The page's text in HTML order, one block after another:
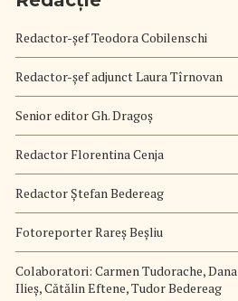
Redactor-șefTeodora Cobilenschi
Redactor-șef adjunct Laura Tîrnovan
Senior editor Gh. Dragoș
Redactor Florentina Cenja
Redactor Ștefan Bedereag
Fotoreporter Rareș Beșliu
Colaboratori: Carmen Tudorache, Dana
Ilieș, Cătălin Eftene, Tudor Bedereag